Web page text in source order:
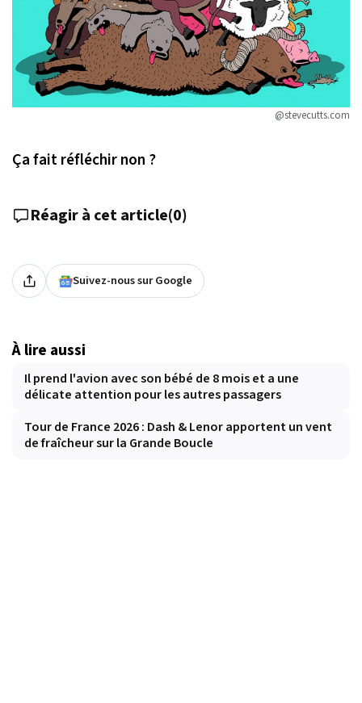
@stevecutts.com
Ça fait réfléchir non ?
Réagir à cet article(0)
Suivez-nous sur Google
À lire aussi
Il prend l'avion avec son bébé de 8 mois et a une
délicate attention pour les autres passagers
Tour de France 2026 : Dash & Lenor apportent un vent
de fraîcheur sur la Grande Boucle